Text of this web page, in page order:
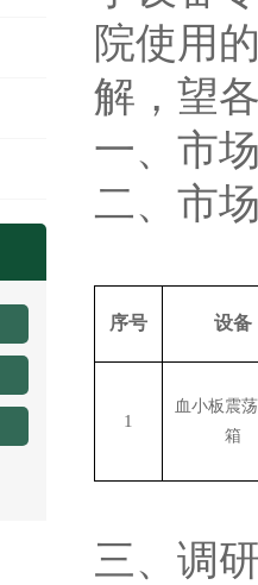
院使用
解，望
一、市
二、市
序号 设备
1
血小板震
箱
三、 调